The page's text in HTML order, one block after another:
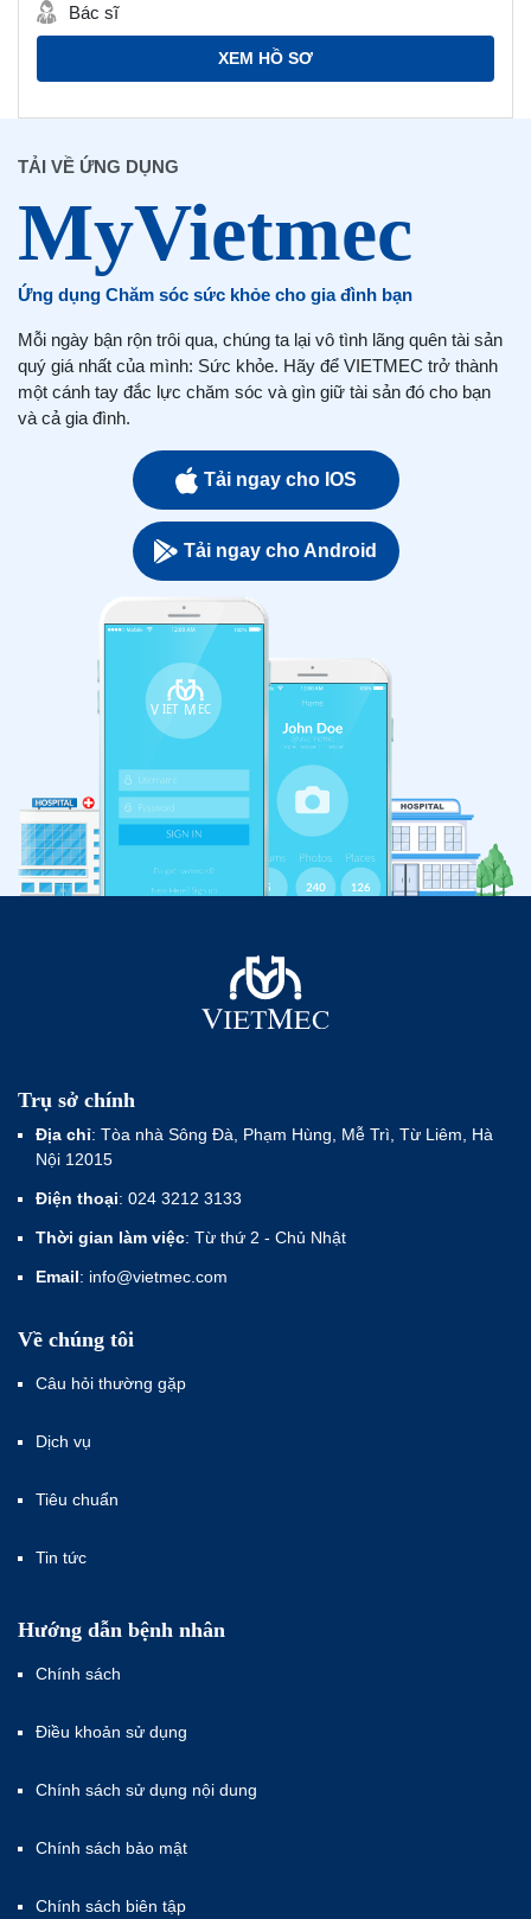
Bác sĩ
XEM HỒ SƠ
TẢI VỀ ỨNG DỤNG
Ứng dụng Chăm sóc sức khỏe cho gia đình bạn
Mỗi ngày bận rộn trôi qua, chúng ta lại vô tình lãng quên tài sản
quý giá nhất của mình: Sức khỏe. Hãy để VIETMEC trở thành
một cánh tay đắc lực chăm sóc và gìn giữ tài sản đó cho bạn
và cả gia đình.
Tải ngay cho IOS
Tải ngay cho Android
Trụ sở chính
Địa chỉ: Tòa nhà Sông Đà, Phạm Hùng, Mễ Trì, Từ Liêm, Hà
Nội 12015
Điện thoại: 024 3212 3133
Thời gian làm việc: Từ thứ 2 - Chủ Nhật
Email: info@vietmec.com
Về chúng tôi
Câu hỏi thường gặp
Dịch vụ
Tiêu chuẩn
Tin tức
Hướng dẫn bệnh nhân
Chính sách
Điều khoản sử dụng
Chính sách sử dụng nội dung
Chính sách bảo mật
Chính sách biên tập